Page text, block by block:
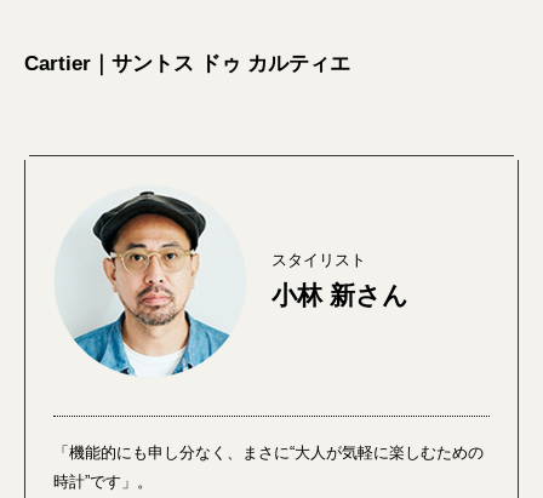
Cartier｜サントス ドゥ カルティエ
スタイリスト
小林 新さん
「機能的にも申し分なく、まさに“大人が気軽に楽しむための
時計”です」。